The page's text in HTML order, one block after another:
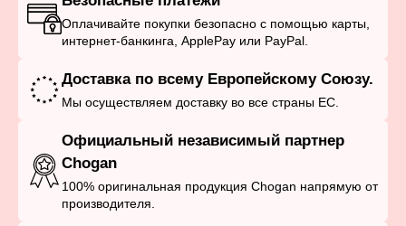
Оплачивайте покупки безопасно с помощью карты,
интернет-банкинга, ApplePay или PayPal.
Доставка по всему Европейскому Союзу.
Мы осуществляем доставку во все страны ЕС.
Официальный независимый партнер
Chogan
100% оригинальная продукция Chogan напрямую от
производителя.